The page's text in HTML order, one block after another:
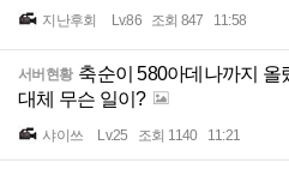
지난후회 Lv.86 조회 847 11:58
서버현황 축순이 580아데나까지
대체 무슨 일이?
샤이쓰 Lv.25 조회 1140 11:21